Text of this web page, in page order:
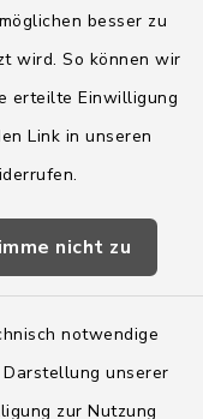
besser zu
wird. So können wir
erteilte Einwilligung
Link in unseren
nicht zu
notwendige
unserer
zur Nutzung